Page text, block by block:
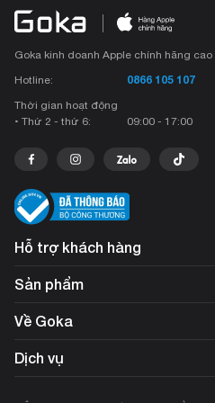
thấy an tâm hơn mà không sợ bị sai
Apple còn chú trọng camera của iPad
Xem thêm sản phẩm tại:
Goka kinh doanh Apple chính hãng
Hotline:
0866 105 107
Thời gian hoạt động
• Thứ 2 - thứ 6:
09:00 - 17:00
Hỗ trợ khách hàng
Sản phẩm
Về Goka
Dịch vụ